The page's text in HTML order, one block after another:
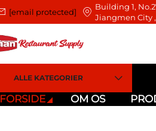
[email protected]
Building 1,
Jiangmen City
ALLE KATEGORIER
FORSIDE OM OS